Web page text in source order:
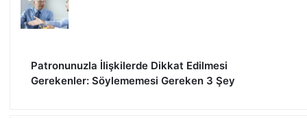
Patronunuzla İlişkilerde Dikkat Edilmesi
Gerekenler: Söylememesi Gereken 3 Şey